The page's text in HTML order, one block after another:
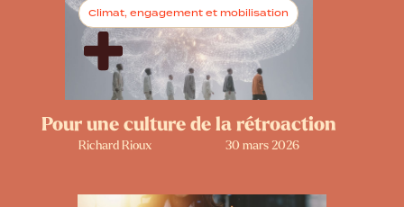
Climat, engagement et mobilisation
Pour une culture de la rétroaction
Richard Rioux 30 mars 2026